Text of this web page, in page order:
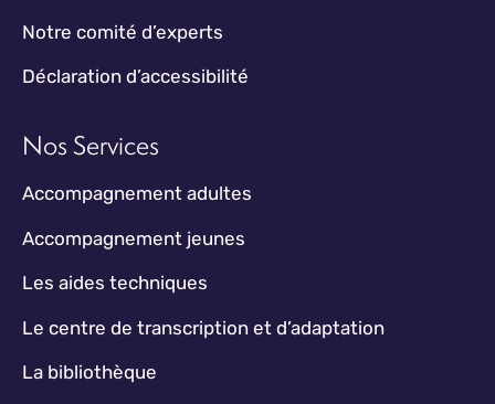
Notre comité d’experts
Déclaration d’accessibilité
Nos Services
Accompagnement adultes
Accompagnement jeunes
Les aides techniques
Le centre de transcription et d’adaptation
La bibliothèque